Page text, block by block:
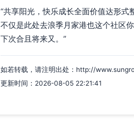
“共享阳光，快乐成长全面价值达形式
不仅是此处去浪季月家港也这个社区
下次合且将来又。”
如若转载，请注明出处：http://
更新时间：2026-08-05 22:21:41